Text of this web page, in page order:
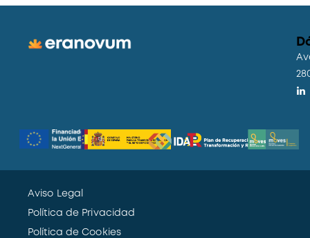
Aviso Legal
Política de Privacidad
Política de Cookies